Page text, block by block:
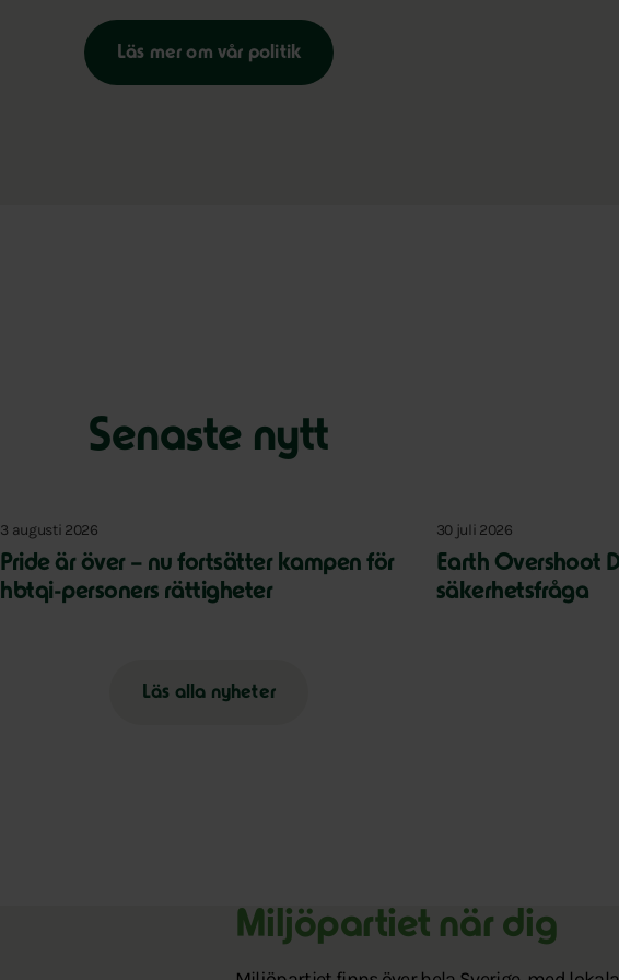
Läs mer om vår politik
Senaste nytt
3 augusti 2026
Pride är över – nu fortsätter kampen för
hbtqi-personers rättigheter
30 juli 2026
Earth Overshoot
säkerhetsfråga
Läs alla nyheter
Miljöpartiet när dig